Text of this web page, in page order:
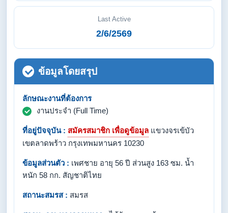
Last Active
2/6/2569
ข้อมูลโดยสรุป
ลักษณะงานที่ต้องการ
งานประจำ (Full Time)
ที่อยู่ปัจจุบัน : สมัครสมาชิก เพื่อดูข้อมูล แขวงจรเข้บัว
เขตลาดพร้าว กรุงเทพมหานคร 10230
ข้อมูลส่วนตัว : เพศชาย อายุ 56 ปี ส่วนสูง 163 ซม. น้ำ
หนัก 58 กก. สัญชาติไทย
สถานะสมรส : สมรส